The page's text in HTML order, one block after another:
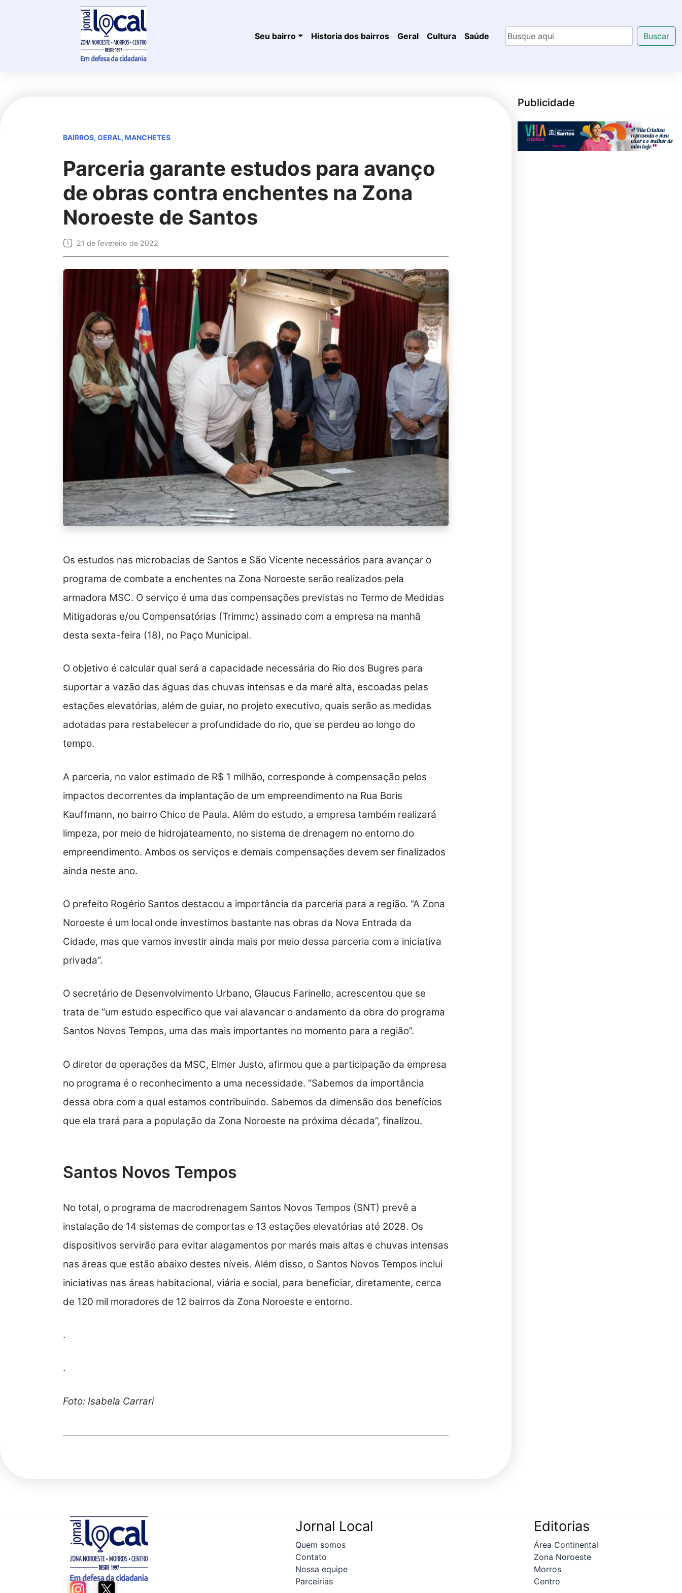
Seu bairro Historia dos bairros Geral Cultura Saúde Buscar
BAIRROS, GERAL, MANCHETES
Parceria garante estudos para avanço
de obras contra enchentes na Zona
Noroeste de Santos
21 de fevereiro de 2022
Os estudos nas microbacias de Santos e São Vicente necessários para avançar o
programa de combate a enchentes na Zona Noroeste serão realizados pela
armadora MSC. O serviço é uma das compensações previstas no Termo de Medidas
Mitigadoras e/ou Compensatórias (Trimmc) assinado com a empresa na manhã
desta sexta-feira (18), no Paço Municipal.
O objetivo é calcular qual será a capacidade necessária do Rio dos Bugres para
suportar a vazão das águas das chuvas intensas e da maré alta, escoadas pelas
estações elevatórias, além de guiar, no projeto executivo, quais serão as medidas
adotadas para restabelecer a profundidade do rio, que se perdeu ao longo do
tempo.
A parceria, no valor estimado de R$ 1 milhão, corresponde à compensação pelos
impactos decorrentes da implantação de um empreendimento na Rua Boris
Kauffmann, no bairro Chico de Paula. Além do estudo, a empresa também realizará
limpeza, por meio de hidrojateamento, no sistema de drenagem no entorno do
empreendimento. Ambos os serviços e demais compensações devem ser finalizados
ainda neste ano.
O prefeito Rogério Santos destacou a importância da parceria para a região. “A Zona
Noroeste é um local onde investimos bastante nas obras da Nova Entrada da
Cidade, mas que vamos investir ainda mais por meio dessa parceria com a iniciativa
privada”.
O secretário de Desenvolvimento Urbano, Glaucus Farinello, acrescentou que se
trata de “um estudo específico que vai alavancar o andamento da obra do programa
Santos Novos Tempos, uma das mais importantes no momento para a região”.
O diretor de operações da MSC, Elmer Justo, afirmou que a participação da empresa
no programa é o reconhecimento a uma necessidade. “Sabemos da importância
dessa obra com a qual estamos contribuindo. Sabemos da dimensão dos benefícios
que ela trará para a população da Zona Noroeste na próxima década”, finalizou.
Santos Novos Tempos
No total, o programa de macrodrenagem Santos Novos Tempos (SNT) prevê a
instalação de 14 sistemas de comportas e 13 estações elevatórias até 2028. Os
dispositivos servirão para evitar alagamentos por marés mais altas e chuvas intensas
nas áreas que estão abaixo destes níveis. Além disso, o Santos Novos Tempos inclui
iniciativas nas áreas habitacional, viária e social, para beneficiar, diretamente, cerca
de 120 mil moradores de 12 bairros da Zona Noroeste e entorno.
.
.
Foto: Isabela Carrari
Publicidade
Jornal Local
Quem somos
Contato
Nossa equipe
Parceirias
Editorias
Área Continental
Zona Noroeste
Morros
Centro